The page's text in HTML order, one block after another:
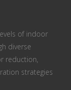
of indoor
diverse
reduction,
strategies